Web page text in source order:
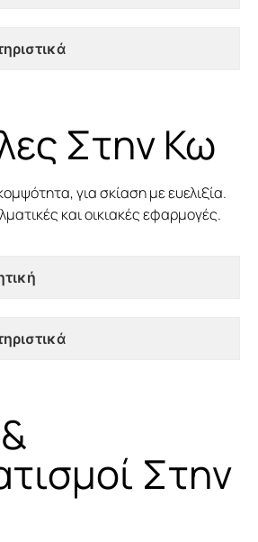
Στην Κω
για σκίαση με ευελιξία.
και οικιακές εφαρμογές.
Στην